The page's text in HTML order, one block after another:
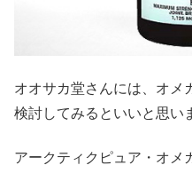
オオサカ堂さんには、オメ
検討してみるといいと思い
アークティクピュア・オメ